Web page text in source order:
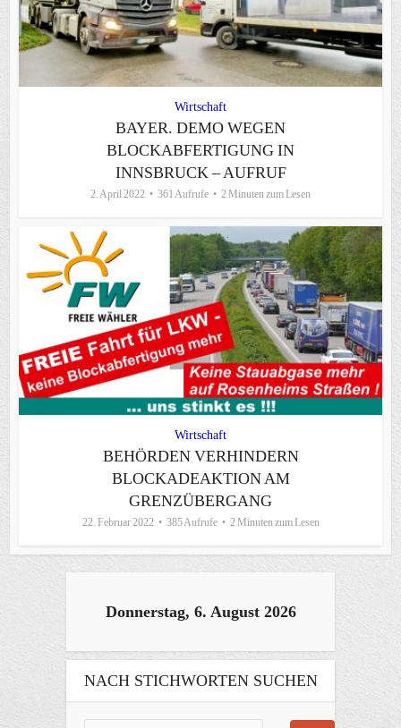
Wirtschaft
BAYER. DEMO WEGEN
BLOCKABFERTIGUNG IN
INNSBRUCK – AUFRUF
2. April 2022 361 Aufrufe 2 Minuten zum Lesen
Wirtschaft
BEHÖRDEN VERHINDERN
BLOCKADEAKTION AM
GRENZÜBERGANG
22. Februar 2022 385 Aufrufe 2 Minuten zum Lesen
Donnerstag, 6. August 2026
NACH STICHWORTEN SUCHEN